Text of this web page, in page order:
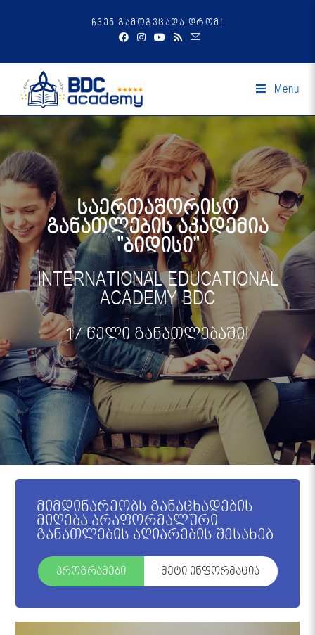
ჩვენ გამოგვცადა დრომ!
Menu
საერთაშორისო
განათლების აკადემია
"ბიდისი"
INTERNATIONAL EDUCATIONAL
ACADEMY BDC
17 წელი განათლებაში!
მიმდინარეობს განაცხადების
მიღება არაფორმალური
განათლების აღიარების შესახებ
პროგრამები მეტი ინფორმაცია